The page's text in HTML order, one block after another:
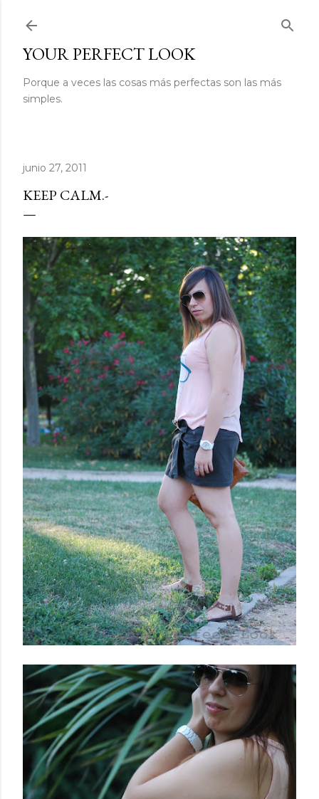
YOUR PERFECT LOOK
Porque a veces las cosas más perfectas son las más
simples.
junio 27, 2011
KEEP CALM.-